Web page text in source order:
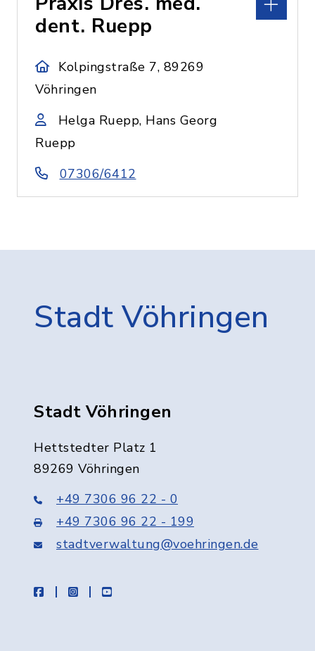
dent. Ruepp
Kolpingstraße 7, 89269
Vöhringen
Helga Ruepp, Hans Georg
Ruepp
07306/6412
Stadt Vöhringen
Stadt Vöhringen
Hettstedter Platz 1
89269 Vöhringen
+49 7306 96 22 - 0
+49 7306 96 22 - 199
stadtverwaltung@voehringen.de
facebookinstagramyoutube